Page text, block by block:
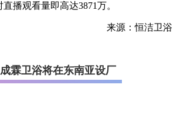
播观看量即高达3871万。
来源：恒洁卫浴
成霖卫浴将在东南亚设厂